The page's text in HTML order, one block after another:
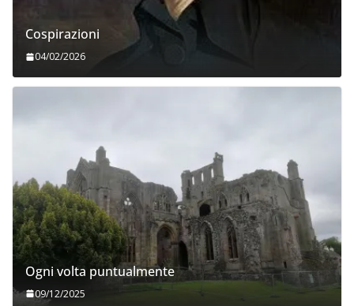
Cospirazioni
04/02/2026
Ogni volta puntualmente
09/12/2025